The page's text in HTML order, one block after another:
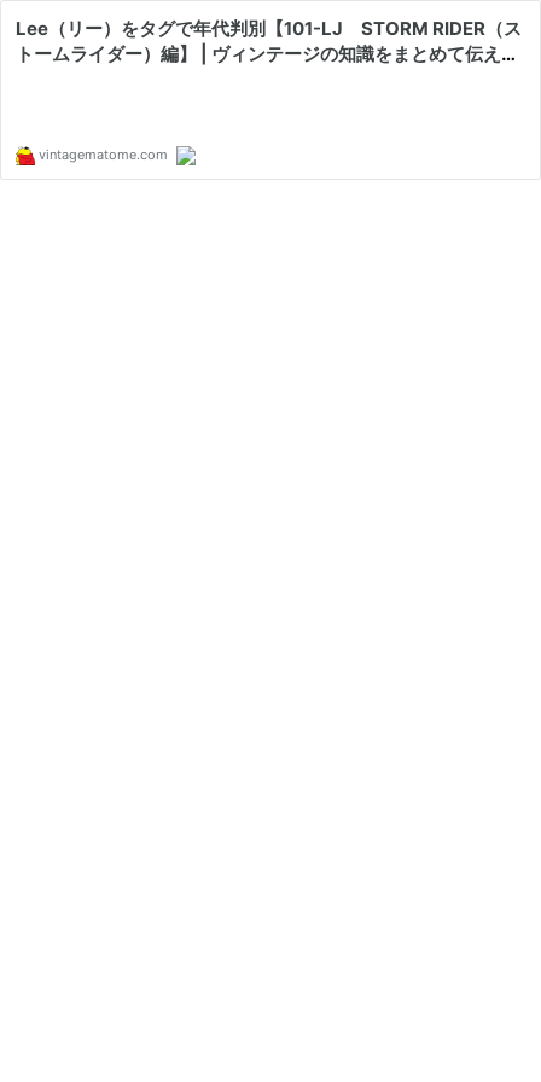
Lee（リー）をタグで年代判別【101-LJ STORM RIDER（ス
トームライダー）編】 | ヴィンテージの知識をまとめて伝える
vintagematome.com